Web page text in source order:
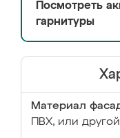
Посмотреть
гарнитуры
Материал
ПВХ, или